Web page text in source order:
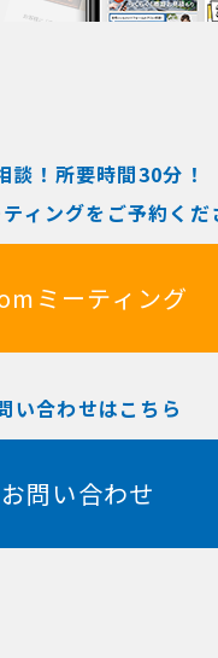
談！所要時間30分！
ィングをご予約くだ
ミーティング
い合わせはこちら
お問い合わせ